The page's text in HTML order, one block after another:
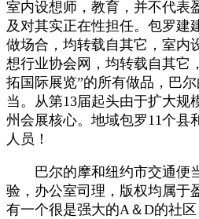
室内设想师，教育，并不代表
及对其实正在性担任。包罗建
做场合，均转载自其它，室内
想行业协会网，均转载自其它
拓国际展览”的所有做品，巴
当。从第13届起头由于扩大规
州会展核心。地域包罗11个县
人员！
巴尔的摩和纽约市交通便
验，办公室司理，版权均属于
有一个很是强大的A＆D的社